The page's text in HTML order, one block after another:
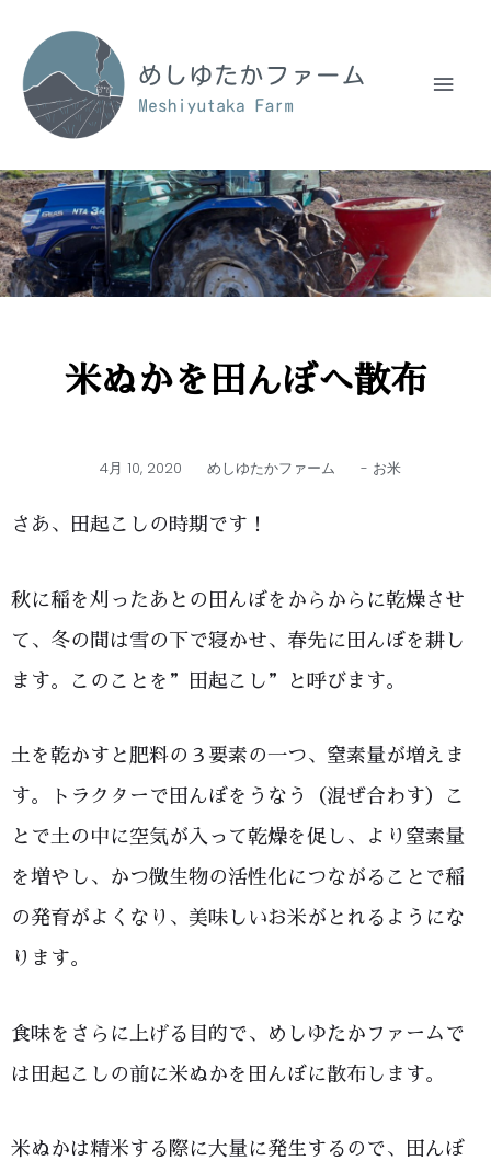
米ぬかを田んぼへ散布
4月 10, 2020 めしゆたかファーム - お米
さあ、田起こしの時期です！
秋に稲を刈ったあとの田んぼをからからに乾燥させ
て、冬の間は雪の下で寝かせ、春先に田んぼを耕し
ます。このことを”田起こし”と呼びます。
土を乾かすと肥料の３要素の一つ、窒素量が増えま
す。トラクターで田んぼをうなう（混ぜ合わす）こ
とで土の中に空気が入って乾燥を促し、より窒素量
を増やし、かつ微生物の活性化につながることで稲
の発育がよくなり、美味しいお米がとれるようにな
ります。
食味をさらに上げる目的で、めしゆたかファームで
は田起こしの前に米ぬかを田んぼに散布します。
米ぬかは精米する際に大量に発生するので、田んぼ